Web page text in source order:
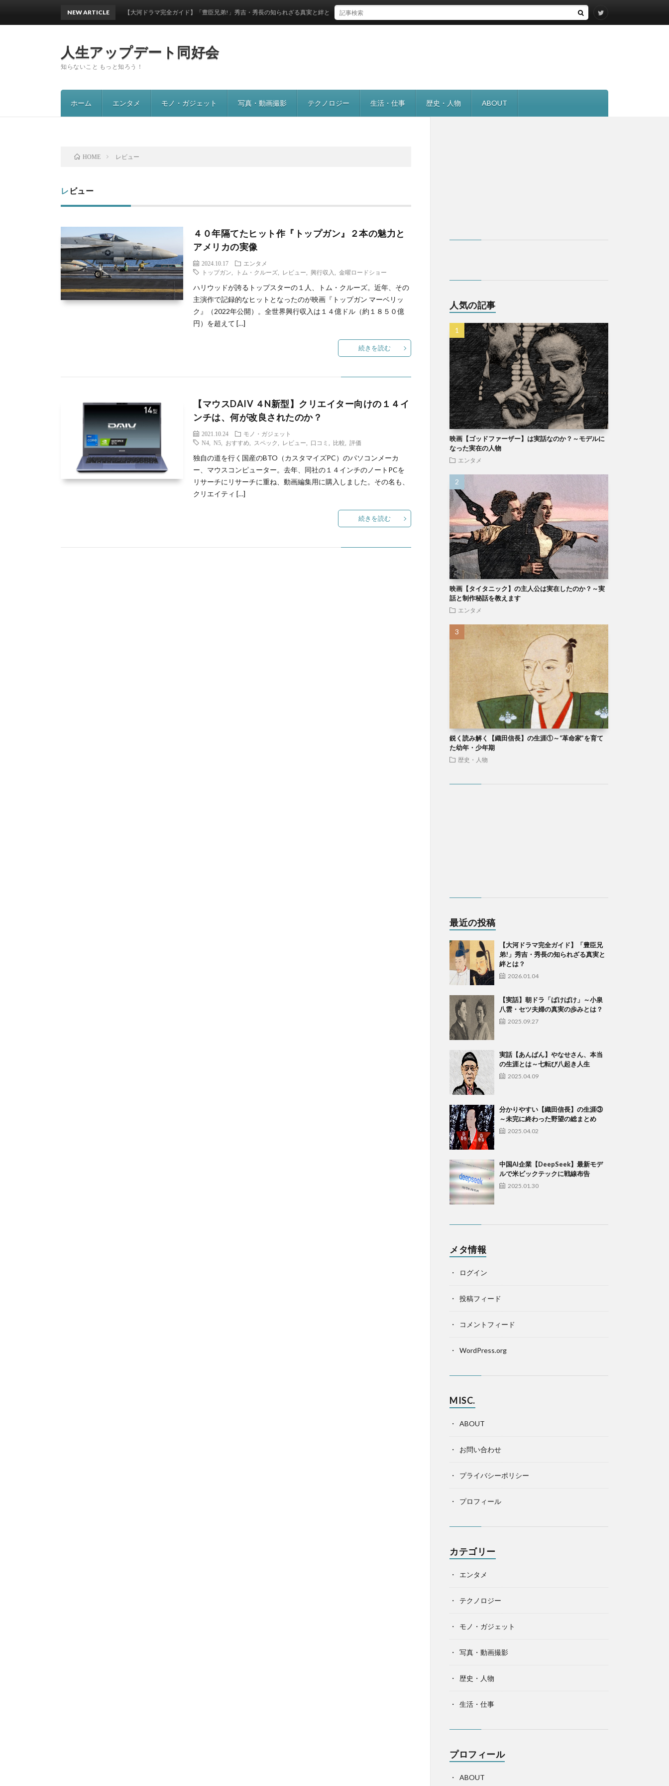
人生アップデート同好会
知らないこと もっと知ろう！
ホーム エンタメ モノ・ガジェット 写真・動画撮影 テクノロジー 生活・仕事 歴史・人物 ABOUT
NEW ARTICLE【大河ドラマ完全ガイド】「豊臣兄弟!」秀吉・秀長の知られざる真実と絆とは？
HOME レビュー
レビュー
４０年隔てたヒット作『トップガン』２本の魅力と
アメリカの実像
2024.10.17
エンタメ
トップガン
トム・クルーズ レビュー 興行収入 ,金曜ロードショー
ハリウッドが誇るトップスターの１人、トム・クルーズ。近年、その
主演作で記録的なヒットとなったのが映画『トップガン マーベリッ
ク』（2022年公開）。全世界興行収入は１４億ドル（約１８５０億
円）を超えて […]
続きを読む
【マウスDAIV ４N新型】クリエイター向けの１４イ
ンチは、何が改良されたのか？
2021.10.24
モノ・ガジェット
N4 ,N5 おすすめ スペック レビュー 口コミ 比較 ,評価
独自の道を行く国産のBTO（カスタマイズPC）のパソコンメーカ
ー、マウスコンピューター。去年、同社の１４インチのノートPCを
リサーチにリサーチに重ね、動画編集用に購入しました。その名も、
クリエイティ […]
続きを読む
人気の記事
映画【ゴッドファーザー】は実話なのか？～モデルに
なった実在の人物
エンタメ
映画【タイタニック】の主人公は実在したのか？～実
話と制作秘話を教えます
エンタメ
鋭く読み解く【織田信長】の生涯①～“革命家”を育て
た幼年・少年期
歴史・人物
最近の投稿
【大河ドラマ完全ガイド】「豊臣兄
弟!」秀吉・秀長の知られざる真実と
絆とは？
2026.01.04
【実話】朝ドラ「ばけばけ」～小泉
八雲・セツ夫婦の真実の歩みとは？
2025.09.27
実話【あんぱん】やなせさん、本当
の生涯とは～七転び八起き人生
2025.04.09
​分かりやすい【織田信長】の生涯③
～未完に終わった野望の総まとめ
2025.04.02
中国AI企業【DeepSeek】最新モデ
ルで米ビックテックに戦線布告
2025.01.30
メタ情報
ログイン
投稿フィード
コメントフィード
WordPress.org
MISC.
ABOUT
お問い合わせ
プライバシーポリシー
プロフィール
カテゴリー
エンタメ
テクノロジー
モノ・ガジェット
写真・動画撮影
歴史・人物
生活・仕事
プロフィール
ABOUT